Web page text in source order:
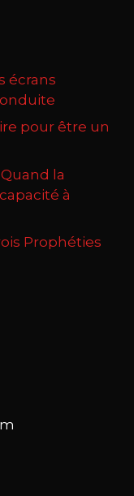
écrans
pour être un
la
à
Prophéties